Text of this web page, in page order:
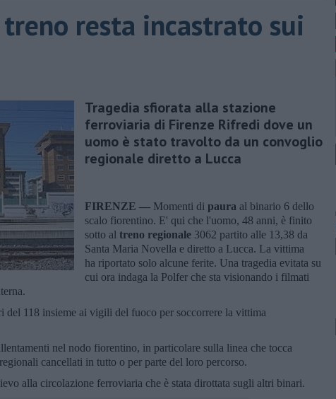
resta incastrato sui
Tragedia sfiorata alla stazione
ferroviaria di Firenze Rifredi dove un
uomo è stato travolto da un convoglio
regionale diretto a Lucca
FIRENZE — Momenti di paura al binario 6 dello
scalo fiorentino. E' qui che l'uomo, 48 anni, è finito
sotto al treno regionale 3062 partito alle 13,38 da
Santa Maria Novella e diretto a Lucca. La vittima
ha riportato solo alcune ferite. Una tragedia evitata su
cui ora indaga la Polfer che sta visionando i filmati
del 118 insieme ai vigili del fuoco per soccorrere la vittima
nel nodo fiorentino, in particolare sulla linea che tocca
cancellati in tutto o per parte del loro percorso.
alla circolazione ferroviaria che è stata dirottata sugli altri binari.